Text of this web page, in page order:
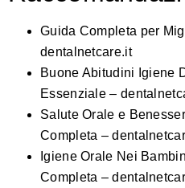
Guida Completa per
dentalnetcare.it
Buone Abitudini Igiene
Essenziale –
Salute Orale e
Completa –
Igiene Orale Nei
Completa –